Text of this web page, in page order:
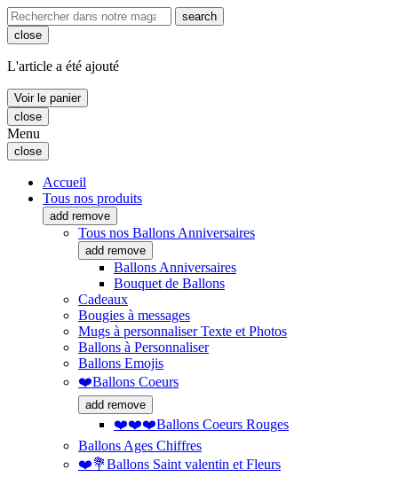
search
close
L'article a été ajouté
Voir le panier
close
Menu
close
Accueil
Tous nos produits
add remove
Tous nos Ballons Anniversaires
add remove
Ballons Anniversaires
Bouquet de Ballons
Cadeaux
Bougies à messages
Mugs à personnaliser Texte et Photos
Ballons à Personnaliser
Ballons Emojis
❤️Ballons Coeurs
add remove
❤️❤️❤️Ballons Coeurs Rouges
Ballons Ages Chiffres
❤️💐Ballons Saint valentin et Fleurs